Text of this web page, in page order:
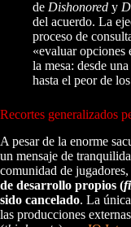
de Dishonored y
del acuerdo. La
proceso de
«evaluar opciones
la mesa: desde
hasta el peor de
Recortes generalizados
A pesar de la enorme
un mensaje de
comunidad de
de desarrollo propios (
sido cancelado. La
las producciones